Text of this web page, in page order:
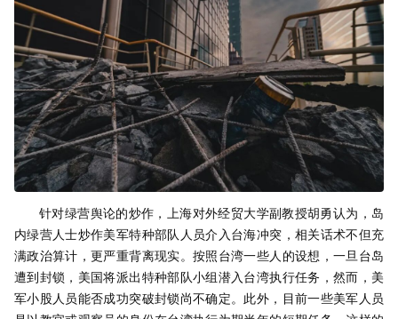
针对绿营舆论的炒作，上海对外经贸大学副教授胡勇认为，岛
内绿营人士炒作美军特种部队人员介入台海冲突，相关话术不但充
满政治算计，更严重背离现实。按照台湾一些人的设想，一旦台岛
遭到封锁，美国将派出特种部队小组潜入台湾执行任务，然而，美
军小股人员能否成功突破封锁尚不确定。此外，目前一些美军人员